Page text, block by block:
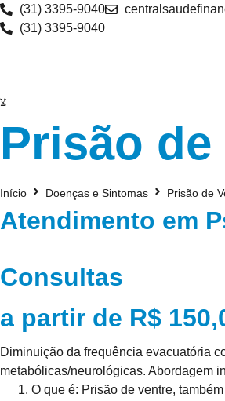
Ir
para
(31) 3395-9040
(31) 3395-9040
Prisão de
Início Doenças e Sintomas Prisão de
Atendimento em
Consultas
a partir de R$
Diminuição da frequência evacuatória
metabólicas/neurológicas. Abordagem
O que é: Prisão de ventre,